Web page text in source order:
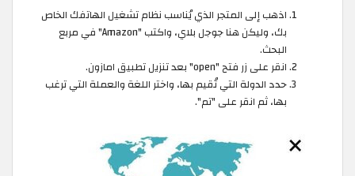
اذهب إلى المتجر الذي يُناسب نظام تشغيل الهاتفك الخاص
بك، وليكن هنا جوجل بلاي، واكتب "Amazon" في مربع
البحث.
انقر على زر فتح "open" بعد تنزيل تطبيق امازون.
حدد الدولة التي تُقيم بها، واختر اللغة والعملة التي ترغب
بها، ثم انقر على "تم".